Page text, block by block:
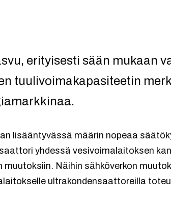
erityisesti sään mukaan
tuulivoimakapasiteetin
lisääntyvässä määrin nopeaa
yhdessä vesivoimalaitoksen
muutoksiin. Näihin sähköverkon
ultrakondensaattoreilla